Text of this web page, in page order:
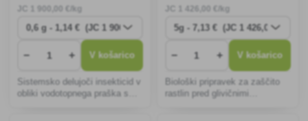
,00 €/kg
− + V košarico
Sistemsko delujoči insekticid v
obliki vodotopnega praška s
1 426 ,00 €/kg
− + V košarico
Biološki pripravek za zaščito
rastlin pred glivičnimi